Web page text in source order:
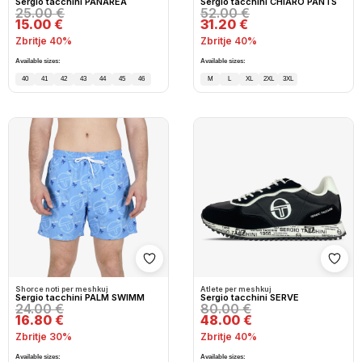
25.00 €
15.00 €
Zbritje 40%
Available sizes:
40 41 42 43 44 45 46
52.00 €
31.20 €
Zbritje 40%
Available sizes:
M L XL 2XL 3XL
Shto në wishlist
Shorce noti per meshkuj
Sergio tacchini PALM SWIMM
24.00 €
16.80 €
Zbritje 30%
Available sizes:
Atlete per meshkuj
Sergio tacchini SERVE
80.00 €
48.00 €
Zbritje 40%
Available sizes: